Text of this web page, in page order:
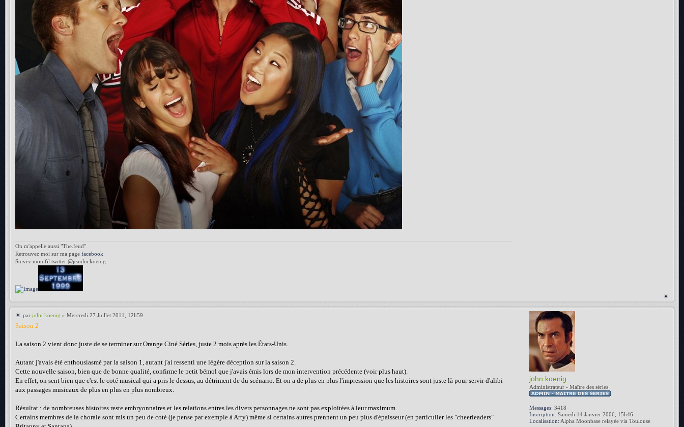
On m'appelle aussi "The.feud"
Retrouvez moi sur ma page facebook
Suivez mon fil twitter @jeanluckoenig
par john.koenig » Mercredi 27 Juillet 2011, 12h59
Saison 2
La saison 2 vient donc juste de se terminer sur Orange Ciné Séries, juste 2 mois après les États-Unis.
Autant j'avais été enthousiasmé par la saison 1, autant j'ai ressenti une légère déception sur la saison 2.
Cette nouvelle saison, bien que de bonne qualité, confirme le petit bémol que j'avais émis lors de mon intervention précédente (voir plus haut).
En effet, on sent bien que c'est le coté musical qui a pris le dessus, au détriment de du scénario. Et on a de plus en plus l'impression que les histoires sont juste là pour servir d'alibi
aux passages musicaux de plus en plus en plus nombreux.
Résultat : de nombreuses histoires reste embryonnaires et les relations entres les divers personnages ne sont pas exploitées à leur maximum.
Certains membres de la chorale sont mis un peu de coté (je pense par exemple à Arty) même si certains autres prennent un peu plus d'épaisseur (en particulier les "cheerleaders"
john.koenig
Administrateur - Maître des séries
Messages: 3418
Inscription: Samedi 14 Janvier 2006, 15h46
Localisation: Alpha Moonbase relayée via Toulouse